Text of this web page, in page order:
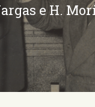
e H.